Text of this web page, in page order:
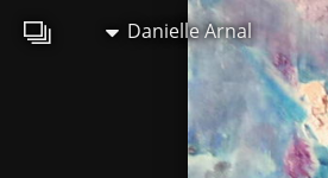
Danielle Arnal